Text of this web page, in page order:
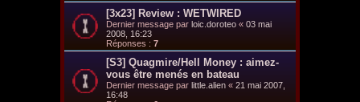
[3x23] Review : WETWIRED
Dernier message par loic.doroteo « 03 mai
2008, 16:23
Réponses : 7
[S3] Quagmire/Hell Money : aimez-
vous être menés en bateau
Dernier message par little.alien « 21 mai 2007,
16:48